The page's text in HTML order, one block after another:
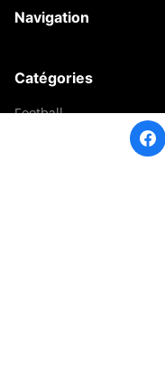
Navigation
Catégories
Football